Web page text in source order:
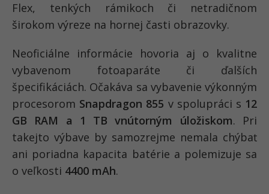
Flex, tenkých rámikoch či netradičnom
širokom výreze na hornej časti obrazovky.
Neoficiálne informácie hovoria aj o kvalitne
vybavenom fotoaparáte či ďalších
špecifikáciách. Očakáva sa vybavenie výkonným
procesorom Snapdragon 855 v spolupráci s 12
GB RAM a 1 TB vnútorným úložiskom. Pri
takejto výbave by samozrejme nemala chýbať
ani poriadna kapacita batérie a polemizuje sa
o veľkosti 4400 mAh.